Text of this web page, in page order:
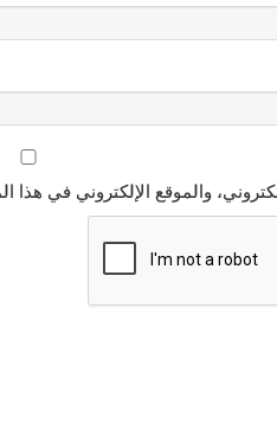
والموقع الإلكتروني في هذا